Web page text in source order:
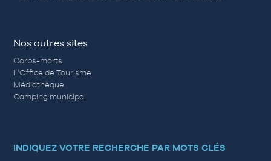
Nos autres sites
Corps-morts
L’Office de Tourisme
Médiathèque
Camping municipal
INDIQUEZ VOTRE RECHERCHE PAR MOTS CLÉS